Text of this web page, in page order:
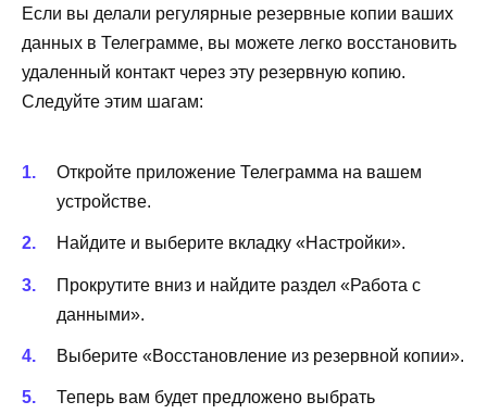
Если вы делали регулярные резервные копии ваших
данных в Телеграмме, вы можете легко восстановить
удаленный контакт через эту резервную копию.
Следуйте этим шагам:
Откройте приложение Телеграмма на вашем
устройстве.
Найдите и выберите вкладку «Настройки».
Прокрутите вниз и найдите раздел «Работа с
данными».
Выберите «Восстановление из резервной копии».
Теперь вам будет предложено выбрать